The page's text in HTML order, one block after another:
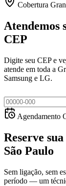
Cobertura
Atendemos
CEP
Digite seu CEP e
atende em toda a
Samsung e LG.
Agendamento
Reserve
São Paulo
Sem ligação, sem
período — um